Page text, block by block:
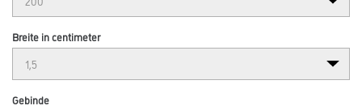
Breite in centimeter
Gebinde